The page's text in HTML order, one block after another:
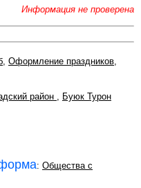
Информация не проверена
, Оформление праздников,
район , Буюк Турон
: Общества с